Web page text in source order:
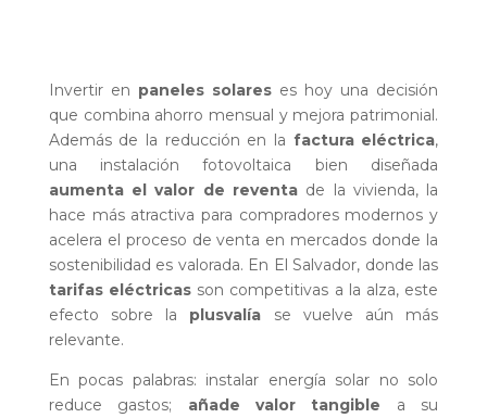
Invertir en paneles solareses hoy una decisión
que combina ahorro mensual y mejora patrimonial.
Además de la reducción en la factura eléctrica,
una instalación fotovoltaica bien diseñada
aumenta el valor de reventa de la vivienda, la
hace más atractiva para compradores modernos y
acelera el proceso de venta en mercados donde la
sostenibilidad es valorada. En El Salvador, donde las
tarifas eléctricas son competitivas a la alza, este
efecto sobre la plusvalía se vuelve aún más
relevante.
En pocas palabras: instalar energía solar no solo
reduce gastos; añade valor tangible a su